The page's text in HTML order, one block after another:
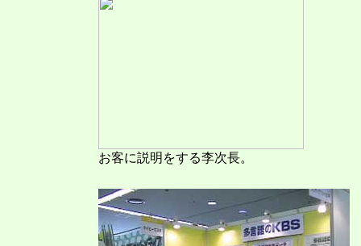
お客に説明をする李次長。